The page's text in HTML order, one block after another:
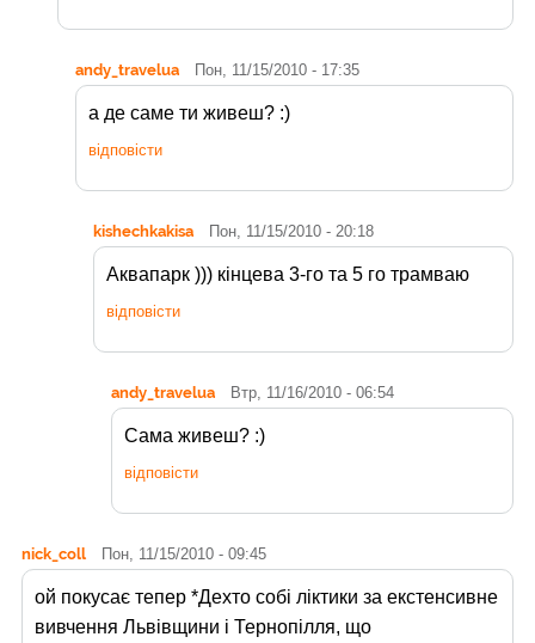
andy_travelua Пон, 11/15/2010 - 17:35
а де саме ти живеш? :)
відповісти
kishechkakisa Пон, 11/15/2010 - 20:18
Аквапарк ))) кінцева 3-го та 5 го трамваю
відповісти
andy_travelua Втр, 11/16/2010 - 06:54
Сама живеш? :)
відповісти
nick_coll Пон, 11/15/2010 - 09:45
ой покусає тепер *Дехто собі ліктики за екстенсивне
вивчення Львівщини і Тернопілля, що